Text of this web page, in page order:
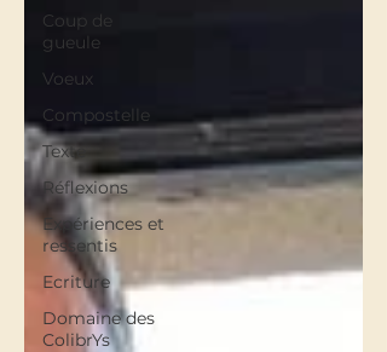
Coup de
gueule
Voeux
Compostelle
Texte
Réflexions
Expériences et
ressentis
Ecriture
Domaine des
ColibrYs